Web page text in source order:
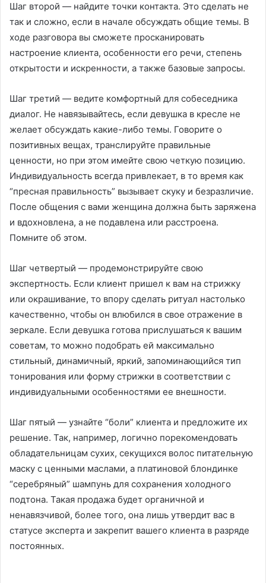
Шаг второй — найдите точки контакта. Это сделать не
так и сложно, если в начале обсуждать общие темы. В
ходе разговора вы сможете просканировать
настроение клиента, особенности его речи, степень
открытости и искренности, а также базовые запросы.
Шаг третий — ведите комфортный для собеседника
диалог. Не навязывайтесь, если девушка в кресле не
желает обсуждать какие-либо темы. Говорите о
позитивных вещах, транслируйте правильные
ценности, но при этом имейте свою четкую позицию.
Индивидуальность всегда привлекает, в то время как
“пресная правильность” вызывает скуку и безразличие.
После общения с вами женщина должна быть заряжена
и вдохновлена, а не подавлена или расстроена.
Помните об этом.
Шаг четвертый — продемонстрируйте свою
экспертность. Если клиент пришел к вам на стрижку
или окрашивание, то впору сделать ритуал настолько
качественно, чтобы он влюбился в свое отражение в
зеркале. Если девушка готова прислушаться к вашим
советам, то можно подобрать ей максимально
стильный, динамичный, яркий, запоминающийся тип
тонирования или форму стрижки в соответствии с
индивидуальными особенностями ее внешности.
Шаг пятый — узнайте “боли” клиента и предложите их
решение. Так, например, логично порекомендовать
обладательницам сухих, секущихся волос питательную
маску с ценными маслами, а платиновой блондинке
“серебряный” шампунь для сохранения холодного
подтона. Такая продажа будет органичной и
ненавязчивой, более того, она лишь утвердит вас в
статусе эксперта и закрепит вашего клиента в разряде
постоянных.